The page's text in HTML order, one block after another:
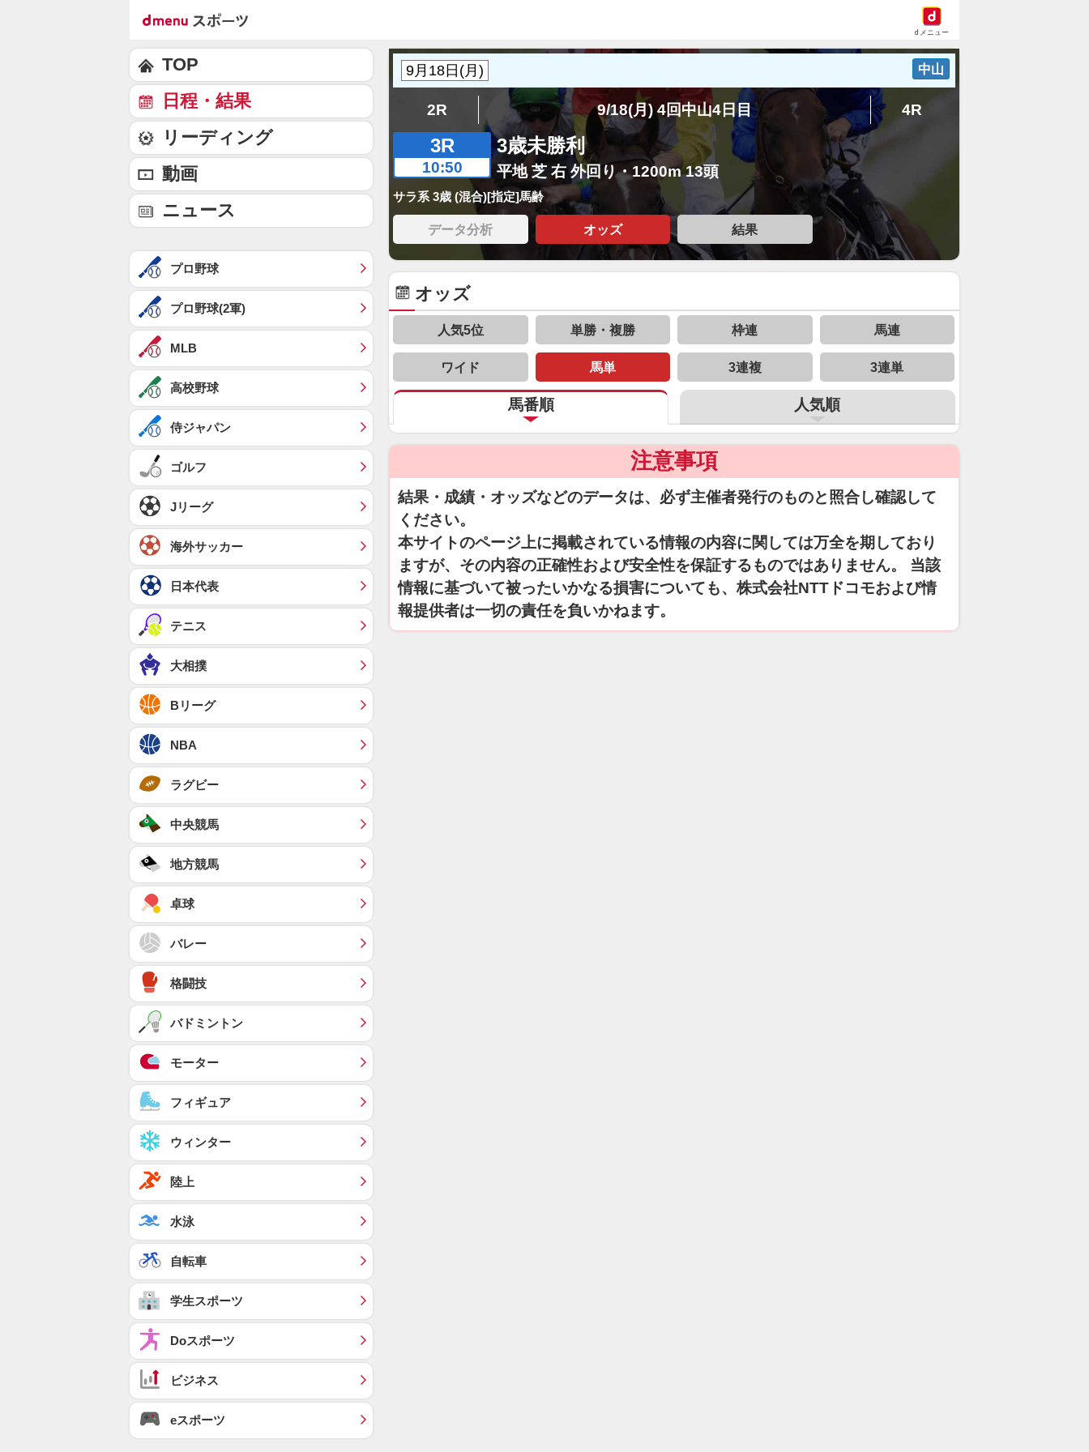
dメニュー
中山
2R 9/18(月) 4回中山4日目 4R
3R
10:50
3歳未勝利
平地 芝 右 外回り・1200m 13頭
サラ系 3歳 (混合)[指定]馬齢
データ分析 オッズ 結果
オッズ
人気5位 単勝・複勝 枠連 馬連
ワイド 馬単 3連複 3連単
馬番順 人気順
注意事項
結果・成績・オッズなどのデータは、必ず主催者発行のものと照合し確認して
ください。
本サイトのページ上に掲載されている情報の内容に関しては万全を期しており
ますが、その内容の正確性および安全性を保証するものではありません。 当該
情報に基づいて被ったいかなる損害についても、株式会社NTTドコモおよび情
報提供者は一切の責任を負いかねます。
TOP
日程・結果
リーディング
動画
ニュース
プロ野球
プロ野球(2軍)
MLB
高校野球
侍ジャパン
ゴルフ
Jリーグ
海外サッカー
日本代表
テニス
大相撲
Bリーグ
NBA
ラグビー
中央競馬
地方競馬
卓球
バレー
格闘技
バドミントン
モーター
フィギュア
ウィンター
陸上
水泳
自転車
学生スポーツ
Doスポーツ
ビジネス
eスポーツ